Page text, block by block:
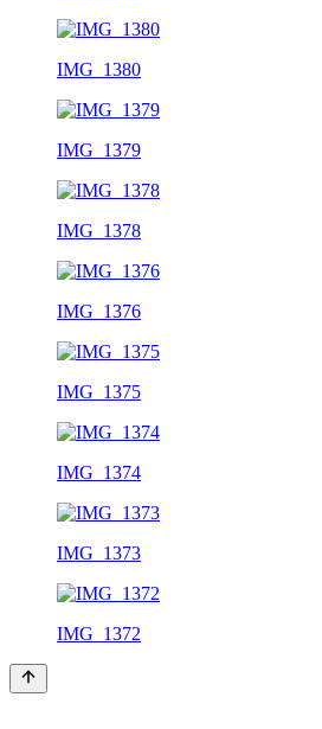
IMG_1380
IMG_1379
IMG_1378
IMG_1376
IMG_1375
IMG_1374
IMG_1373
IMG_1372